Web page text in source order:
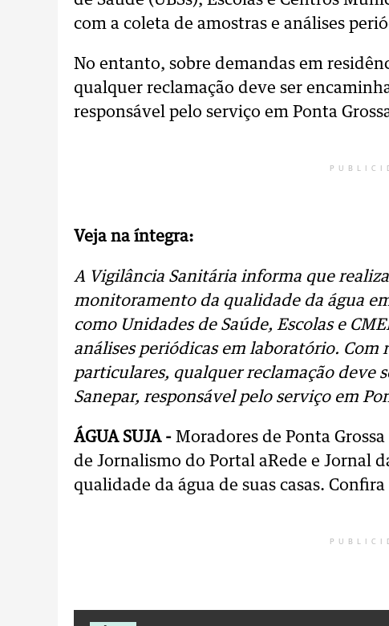
com a coleta de amostras e análises
No entanto, sobre demandas em
qualquer reclamação deve ser
responsável pelo serviço em Ponta
Veja na íntegra:
A Vigilância Sanitária informa que
monitoramento da qualidade da água
como Unidades de Saúde, Escolas e
análises periódicas em laboratório. Com
particulares, qualquer reclamação deve
Sanepar, responsável pelo serviço em
ÁGUA SUJA - Moradores de Ponta
de Jornalismo do Portal aRede e Jornal
qualidade da água de suas casas.